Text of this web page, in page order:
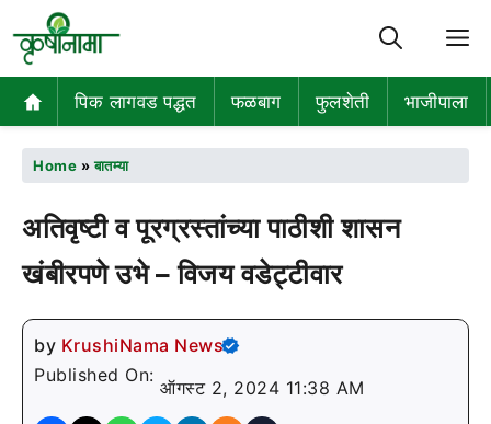
पिक लागवड पद्धत फळबाग फुलशेती भाजीपाला
Home »बातम्या
अतिवृष्टी व पूरग्रस्तांच्या पाठीशी शासन
खंबीरपणे उभे – विजय वडेट्टीवार
by KrushiNama News
Published On:
ऑगस्ट 2, 2024 11:38 AM